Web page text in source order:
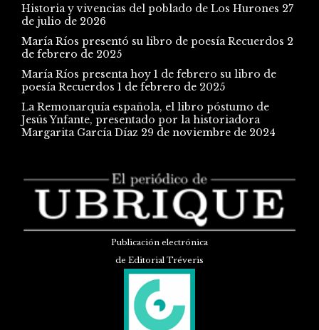
Historia y vivencias del poblado de Los Hurones 27
de julio de 2026
María Ríos presentó su libro de poesía Recuerdos 2
de febrero de 2025
María Ríos presenta hoy 1 de febrero su libro de
poesía Recuerdos 1 de febrero de 2025
La Remonarquía española, el libro póstumo de
Jesús Ynfante, presentado por la historiadora
Margarita García Díaz 29 de noviembre de 2024
Publicación electrónica
de Editorial Tréveris